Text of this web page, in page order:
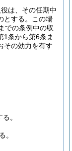
は、その任期中
する。
この場
での条例中の収
1条から第6条ま
その効力を有す
。
。